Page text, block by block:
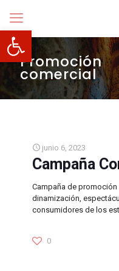
Abrir barra de herramientas
Promoción
comercial
junio 6, 2023
Campaña
Campaña de
dinamización,
consumidores de los
0